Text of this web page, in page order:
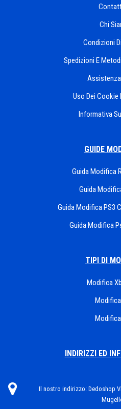
Chi
Condizioni
Spedizioni E
Uso Dei Cookie
Informativa
GUIDE
Guida Modifica
Guida
Guida Modifica PS3
Guida Modifica
TIPI DI
Modifica
INDIRIZZI ED
Il nostro indirizzo: Dedoshop